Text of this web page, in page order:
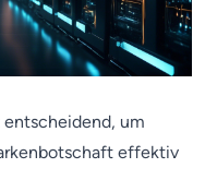
entscheidend, um
effektiv